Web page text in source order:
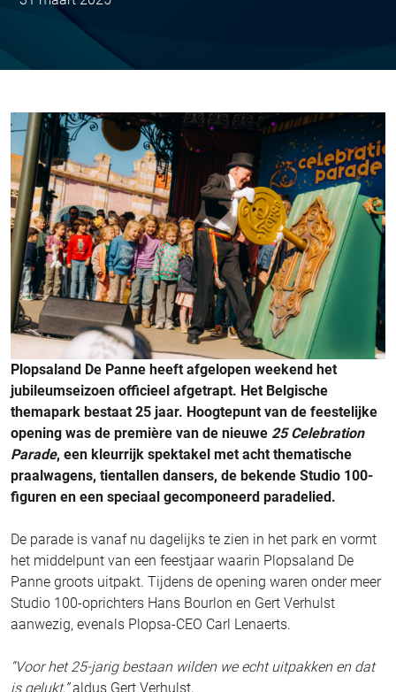
Plopsaland De Panne heeft afgelopen weekend het
jubileumseizoen officieel afgetrapt. Het Belgische
themapark bestaat 25 jaar. Hoogtepunt van de feestelijke
opening was de première van de nieuwe 25 Celebration
Parade, een kleurrijk spektakel met acht thematische
praalwagens, tientallen dansers, de bekende Studio 100-
figuren en een speciaal gecomponeerd paradelied.
De parade is vanaf nu dagelijks te zien in het park en vormt
het middelpunt van een feestjaar waarin Plopsaland De
Panne groots uitpakt. Tijdens de opening waren onder meer
Studio 100-oprichters Hans Bourlon en Gert Verhulst
aanwezig, evenals Plopsa-CEO Carl Lenaerts.
“Voor het 25-jarig bestaan wilden we echt uitpakken en dat
is gelukt,”aldus Gert Verhulst.